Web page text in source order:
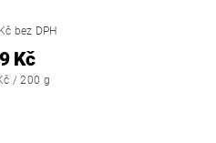
bez DPH
Kč
/ 200 g